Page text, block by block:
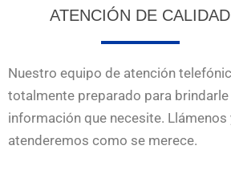
ATENCIÓN DE CALIDAD
Nuestro equipo de atención
totalmente preparado para brindarle
información que necesite. Llámenos
atenderemos como se merece.